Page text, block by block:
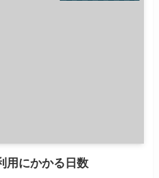
用にかかる日数